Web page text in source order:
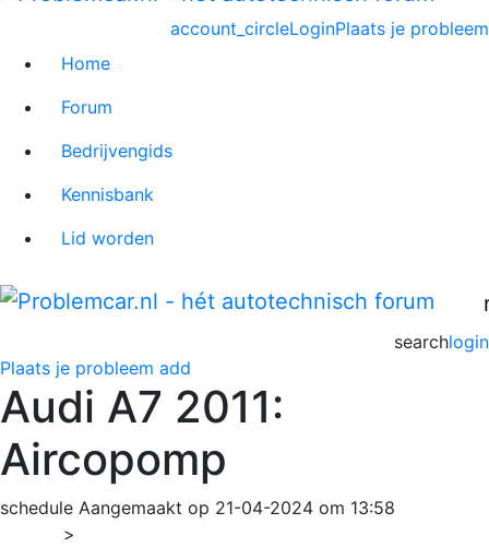
Plaats je probleem
account_circleLogin
Home
Forum
Bedrijvengids
Kennisbank
Lid worden
login
search
Plaats je probleem add
Audi A7 2011:
Aircopomp
schedule Aangemaakt op 21-04-2024 om 13:58
>